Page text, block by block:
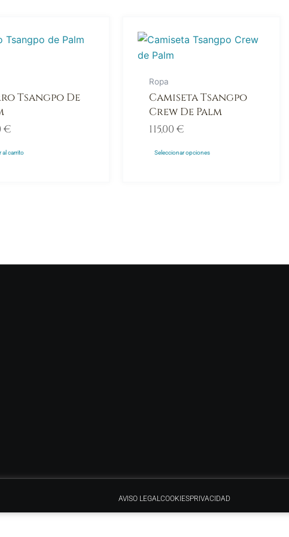
Tsangpo De
€
al carrito
Ropa
Camiseta Tsangpo
Crew De Palm
115,00€
Seleccionar opciones
producto
tiene
variantes.
Las
opciones
se
pueden
AVISO LEGALCOOKIESPRIVACIDAD